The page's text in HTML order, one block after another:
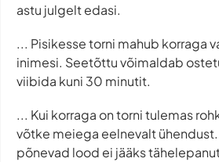
astu julgelt edasi.
... Pisikesse torni mahub korraga
inimesi. Seetõttu võimaldab
viibida kuni 30 minutit.
... Kui korraga on torni tulemas
võtke meiega eelnevalt ühendust.
põnevad lood ei jääks